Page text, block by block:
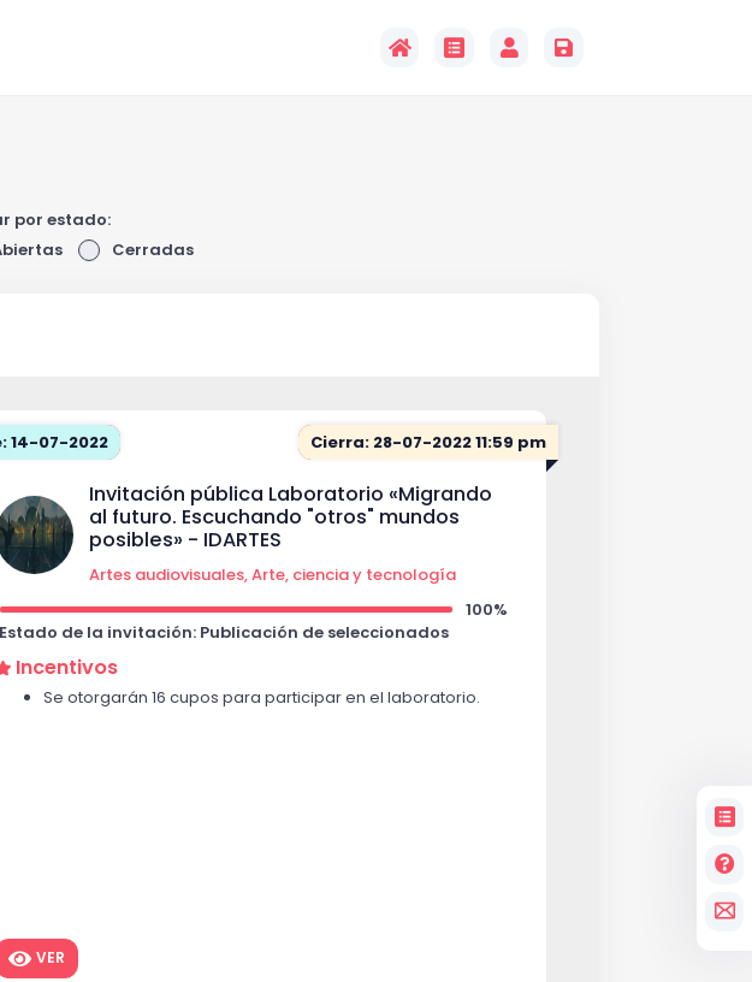
por estado:
Cerradas
14-07-2022 Cierra: 28-07-2022 11:59 pm
Invitación pública Laboratorio «Migrando
al futuro. Escuchando "otros" mundos
posibles» - IDARTES
Artes audiovisuales, Arte, ciencia y tecnología
100%
Estado de la invitación: Publicación de seleccionados
Incentivos
Se otorgarán 16 cupos para participar en el laboratorio.
VER